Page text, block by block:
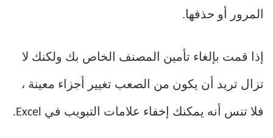
المرور أو حذفها.
إذا قمت بإلغاء تأمين المصنف الخاص بك ولكنك لا
تزال تريد أن يكون من الصعب تغيير أجزاء معينة ،
فلا تنس أنه يمكنك إخفاء علامات التبويب في Excel.